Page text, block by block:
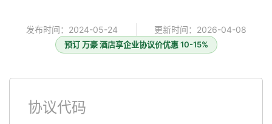
发布时间：2024-05-24 更新时间：2026-04-08
预订 万豪 酒店享企业协议价优惠 10-15%
协议代码